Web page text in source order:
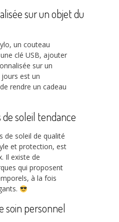
sur un objet du
un couteau
clé USB, ajouter
sur un
est un
rendre un cadeau
soleil tendance
de soleil de qualité
et protection, est
Il existe de
qui proposent
à la fois
soin personnel